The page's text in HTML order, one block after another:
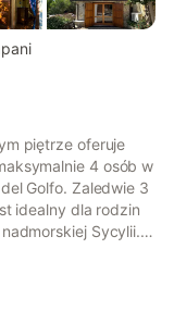
piętrze oferuje
4 osób w
Golfo. Zaledwie 3
idealny dla rodzin
Sycylii.
z